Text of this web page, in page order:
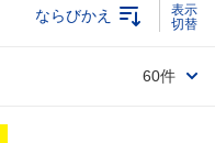
ならびかえ
60件